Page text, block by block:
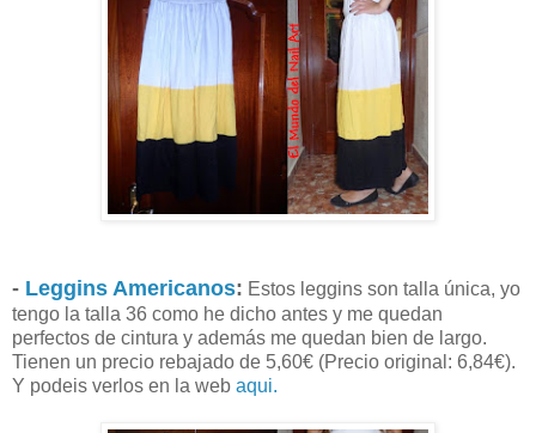
- Leggins Americanos: Estos leggins son talla única, yo
tengo la talla 36 como he dicho antes y me quedan
perfectos de cintura y además me quedan bien de largo.
Tienen un precio rebajado de 5,60€ (Precio original: 6,84€).
Y podeis verlos en la web aqui.